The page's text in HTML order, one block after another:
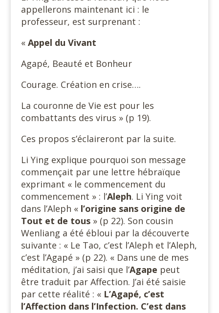
appellerons maintenant ici : le
professeur, est surprenant :
« Appel du Vivant
Agapé, Beauté et Bonheur
Courage. Création en crise….
La couronne de Vie est pour les
combattants des virus » (p 19).
Ces propos s’éclaireront par la suite.
Li Ying explique pourquoi son message
commençait par une lettre hébraïque
exprimant « le commencement du
commencement » : l’Aleph. Li Ying voit
dans l’Aleph « l’origine sans origine de
Tout et de tous » (p 22). Son cousin
Wenliang a été ébloui par la découverte
suivante : « Le Tao, c’est l’Aleph et l’Aleph,
c’est l’Agapé » (p 22). « Dans une de mes
méditation, j’ai saisi que l’Agape peut
être traduit par Affection. J’ai été saisie
par cette réalité : « L’Agapé, c’est
l’Affection dans l’Infection. C’est dans